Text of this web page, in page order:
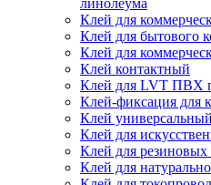
линолеума
Клей для
Клей для бытового
Клей для
Клей контактный
Клей для LVT ПВХ
Клей-фиксация для
Клей универсальный
Клей для
Клей для
Клей для